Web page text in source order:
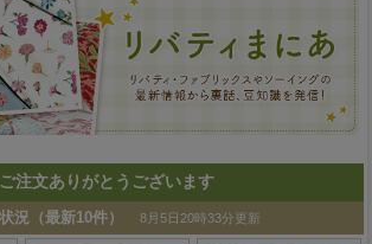
ご注文ありがとうございます